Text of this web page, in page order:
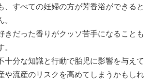
、すべての妊婦の方が芳香浴ができると
きだった香りがクッソ苦手になることも
十分な知識と行動で胎児に影響を与えて
や流産のリスクを高めてしまうかもしれ